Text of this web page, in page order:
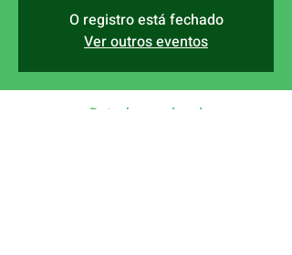
O registro está fechado
Ver outros eventos
Data, hora e local